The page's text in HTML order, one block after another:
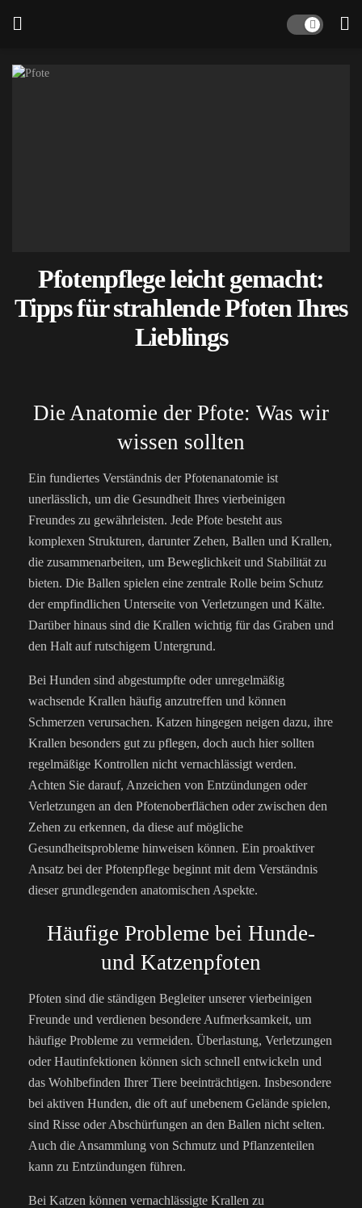
Pfotenpflege leicht gemacht:
Tipps für strahlende Pfoten Ihres
Lieblings
Die Anatomie der Pfote: Was wir
wissen sollten
Ein fundiertes Verständnis der Pfotenanatomie ist
unerlässlich, um die Gesundheit Ihres vierbeinigen
Freundes zu gewährleisten. Jede Pfote besteht aus
komplexen Strukturen, darunter Zehen, Ballen und Krallen,
die zusammenarbeiten, um Beweglichkeit und Stabilität zu
bieten. Die Ballen spielen eine zentrale Rolle beim Schutz
der empfindlichen Unterseite von Verletzungen und Kälte.
Darüber hinaus sind die Krallen wichtig für das Graben und
den Halt auf rutschigem Untergrund.
Bei Hunden sind abgestumpfte oder unregelmäßig
wachsende Krallen häufig anzutreffen und können
Schmerzen verursachen. Katzen hingegen neigen dazu, ihre
Krallen besonders gut zu pflegen, doch auch hier sollten
regelmäßige Kontrollen nicht vernachlässigt werden.
Achten Sie darauf, Anzeichen von Entzündungen oder
Verletzungen an den Pfotenoberflächen oder zwischen den
Zehen zu erkennen, da diese auf mögliche
Gesundheitsprobleme hinweisen können. Ein proaktiver
Ansatz bei der Pfotenpflege beginnt mit dem Verständnis
dieser grundlegenden anatomischen Aspekte.
Häufige Probleme bei Hunde-
und Katzenpfoten
Pfoten sind die ständigen Begleiter unserer vierbeinigen
Freunde und verdienen besondere Aufmerksamkeit, um
häufige Probleme zu vermeiden. Überlastung, Verletzungen
oder Hautinfektionen können sich schnell entwickeln und
das Wohlbefinden Ihrer Tiere beeinträchtigen. Insbesondere
bei aktiven Hunden, die oft auf unebenem Gelände spielen,
sind Risse oder Abschürfungen an den Ballen nicht selten.
Auch die Ansammlung von Schmutz und Pflanzenteilen
kann zu Entzündungen führen.
Bei Katzen können vernachlässigte Krallen zu